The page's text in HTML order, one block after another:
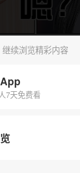
腾漫
继续浏览精彩内容
7天免费看